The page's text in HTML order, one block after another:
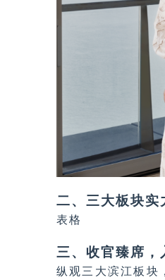
二、三大板块实
表格
三、收官臻席
纵观三大滨江板块